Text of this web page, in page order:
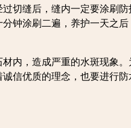
切缝后，缝内一定要涂刷
钟涂刷二遍，养护一天之后
内，造成严重的水斑现象
信优质的理念，也要进行防